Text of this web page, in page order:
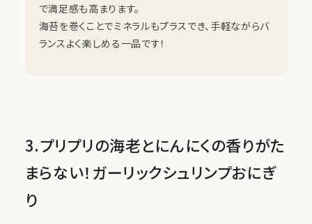
で満足感も高まります。
海苔を巻くことでミネラルもプラスでき、手軽ながらバ
ランスよく楽しめる一品です！
3.プリプリの海老とにんにくの香りがた
まらない！ガーリックシュリンプおにぎ
り